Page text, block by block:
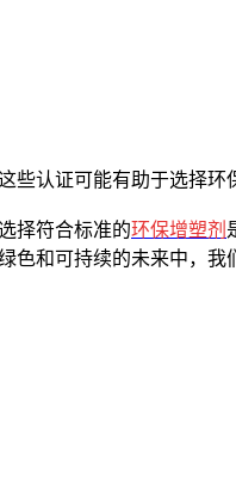
认证可能有助于选择环
择符合标准的环保增塑剂
和可持续的未来中，